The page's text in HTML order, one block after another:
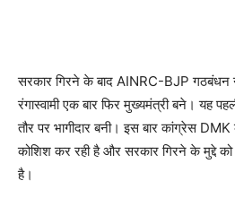
सरकार गिरने के बाद AINRC-BJP गठबंधन
रंगास्वामी एक बार फिर मुख्यमंत्री बने। यह
तौर पर भागीदार बनी। इस बार कांग्रेस
कोशिश कर रही है और सरकार गिरने के मुद्दे
है।